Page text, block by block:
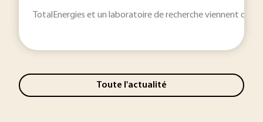
TotalEnergies et un laboratoire de recherche viennent de
Toute l'actualité